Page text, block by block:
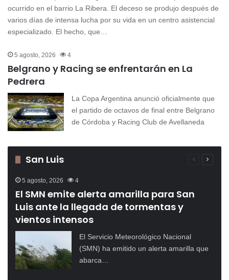
ocurrido en el barrio La Ribera. El deceso se produjo después de
varios días de intensa lucha por su vida en un centro asistencial
especializado. El hecho, que…
5 agosto, 2026 4
Belgrano y Racing se enfrentarán en La
Pedrera
La Copa Argentina anunció oficialmente que
el partido de octavos de final entre Belgrano
de Córdoba y Racing Club de Avellaneda
San Luis
PáginaPágina
5 agosto, 2026
4
El SMN emite alerta amarilla para San
Luis ante la llegada de tormentas y
vientos intensos
El Servicio Meteorológico Nacional
(SMN) ha emitido un alerta amarilla que
abarca…